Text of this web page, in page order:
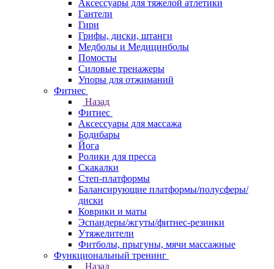
Аксессуары для тяжелой атлетики
Гантели
Гири
Грифы, диски, штанги
Медболы и Медицинболы
Помосты
Силовые тренажеры
Упоры для отжиманий
Фитнес
Назад
Фитнес
Аксессуары для массажа
Бодибары
Йога
Ролики для пресса
Скакалки
Степ-платформы
Балансирующие платформы/полусферы/
диски
Коврики и маты
Эспандеры/жгуты/фитнес-резинки
Утяжелители
Фитболы, прыгуны, мячи массажные
Функциональный тренинг
Назад